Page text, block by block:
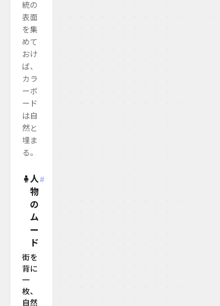
統の
表面
を集
めて
おけ
ば、
カラ
ーボ
ード
は自
然と
埋ま
る。
🧍 人
物
の
ム
ー
ド
#
街を
背に
一
枚、
自然